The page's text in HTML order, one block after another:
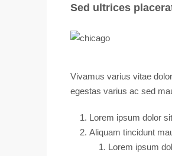
Sed ultrices
Vivamus varius vitae
egestas varius ac sed
Lorem ipsum dolor
Aliquam tincidunt
Lorem ipsum